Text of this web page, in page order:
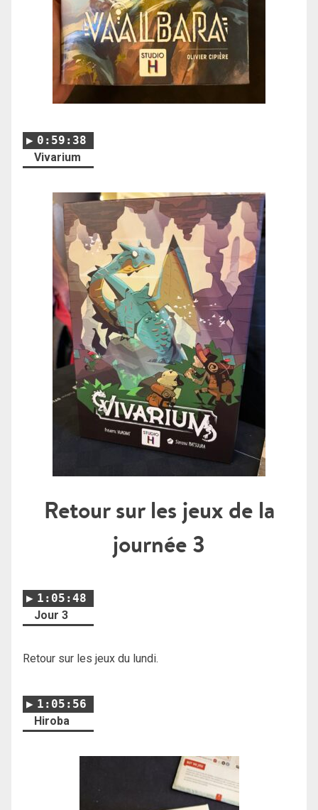
0:59:38
Vivarium
Retour sur les jeux de la
journée 3
1:05:48
Jour 3
Retour sur les jeux du lundi.
1:05:56
Hiroba